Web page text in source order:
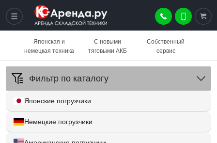
Японская и
немецкая техника
С новыми
тяговыми АКБ
Собственный
сервис
Фильтр по каталогу
Японские погрузчики
Немецкие погрузчики